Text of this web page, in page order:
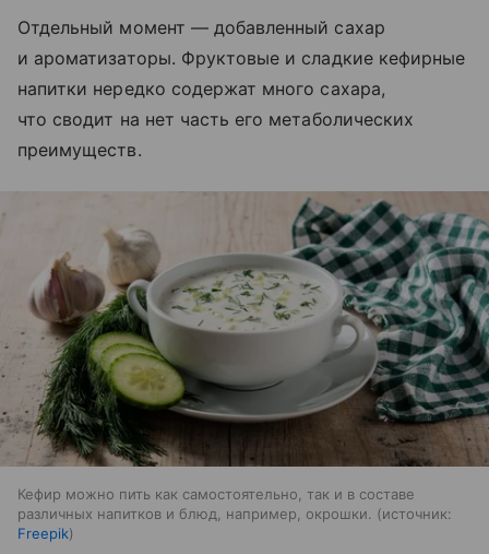
Отдельный момент — добавленный сахар
и ароматизаторы. Фруктовые и сладкие кефирные
напитки нередко содержат много сахара,
что сводит на нет часть его метаболических
преимуществ.
Кефир можно пить как самостоятельно, так и в составе
различных напитков и блюд, например, окрошки.
источник:
Freepik